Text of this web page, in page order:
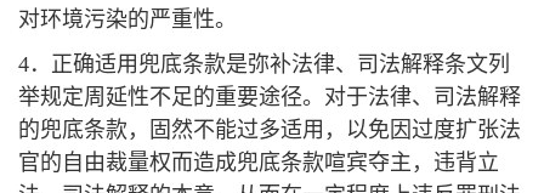
对环境污染的严重性。
4．正确适用兜底条款是弥补法律、司法解释条文列
举规定周延性不足的重要途径。对于法律、司法解释
的兜底条款，固然不能过多适用，以免因过度扩张法
官的自由裁量权而造成兜底条款喧宾夺主，违背立